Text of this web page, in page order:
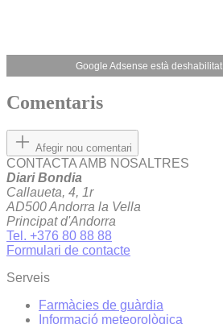
Google Adsense està deshabilitat.
Comentaris
Afegir nou comentari
CONTACTA AMB NOSALTRES
Diari Bondia
Callaueta, 4, 1r
AD500 Andorra la Vella
Principat d'Andorra
Tel. +376 80 88 88
Formulari de contacte
Serveis
Farmàcies de guàrdia
Informació meteorològica